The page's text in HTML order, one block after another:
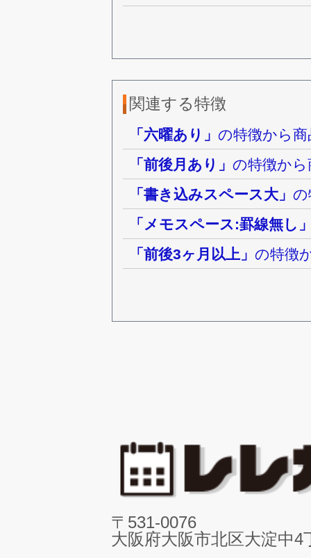
関連する特徴
「六曜あり」の特徴から
「前後月あり」の特徴か
「書き込みスペース大」
「メモスペース:罫線無し
「前後3ヶ月以上」の特徴
〒531-0076
大阪府大阪市北区大淀中4